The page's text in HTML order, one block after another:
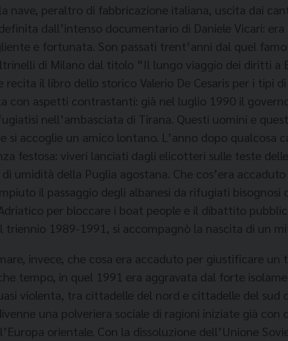
nave, peraltro di fabbricazione italiana, uscita dai
dall’intenso documentario di Daniele Vicari:
e fortunata. Son passati trent’anni dal quel
di Milano dal titolo “Il lungo viaggio dei diritti a
recita il libro dello storico Valerio De Cesaris per i tipi
con aspetti contrastanti: già nel luglio 1990 il
nell’ambasciata di Tirana. Questi uomini e
si accoglie un amico lontano. L’anno dopo qualcosa
festosa: viveri lanciati dagli elicotteri sulle teste
umidità della Puglia agostana. Che cos’era
il passaggio degli albanesi da rifugiati
per bloccare i boat people e il dibattito
triennio 1989-1991, si accompagnò la nascita di un
invece, che cosa era accaduto per giustificare un
tempo, in quel 1991 era aggravata dal forte
violenta, tra cittadelle del nord e cittadelle del sud
una polveriera sociale di ragioni iniziate già
orientale. Con la dissoluzione dell’Unione